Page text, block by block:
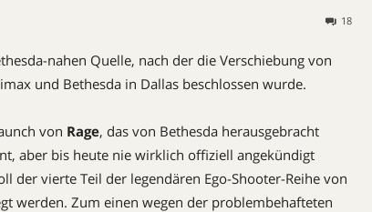
18
nahen Quelle, nach der die Verschiebung von
und Bethesda in Dallas beschlossen wurde.
von Rage, das von Bethesda herausgebracht
aber bis heute nie wirklich offiziell angekündigt
der vierte Teil der legendären Ego-Shooter-Reihe von
werden. Zum einen wegen der problembehafteten